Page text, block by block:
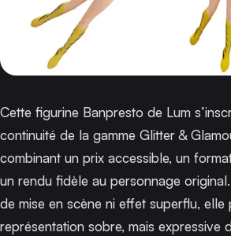
Cette figurine Banpresto de Lum
continuité de la gamme Glitter &
combinant un prix accessible, un
un rendu fidèle au personnage
de mise en scène ni effet superflu, elle
représentation sobre, mais expressive